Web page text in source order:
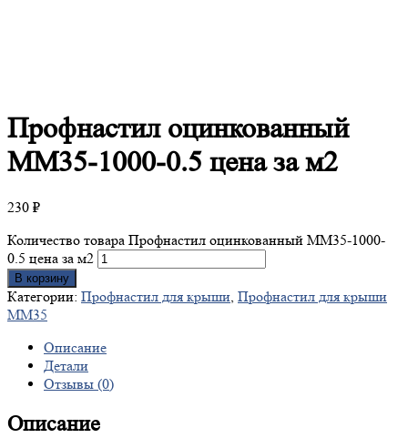
Профнастилоцинкованный
ММ35-1000-0.5 цена за м2
230 ₽
Количество товара Профнастил оцинкованный ММ35-1000-
0.5 цена за м2
В корзину
Категории: Профнастил для крыши, Профнастил для крыши
ММ35
Описание
Детали
Отзывы (0)
Описание